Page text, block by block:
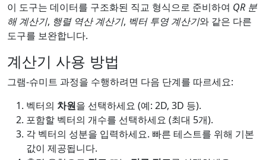
이 도구는 데이터를 구조화된 직교 형식으로 준비하여 QR 분
해 계산기, 행렬 역산 계산기, 벡터 투영 계산기와 같은 다른
도구를 보완합니다.
계산기 사용 방법
그램-슈미트 과정을 수행하려면 다음 단계를 따르세요:
벡터의 차원을 선택하세요 (예: 2D, 3D 등).
포함할 벡터의 개수를 선택하세요 (최대 5개).
각 벡터의 성분을 입력하세요. 빠른 테스트를 위해 기본
값이 제공됩니다.